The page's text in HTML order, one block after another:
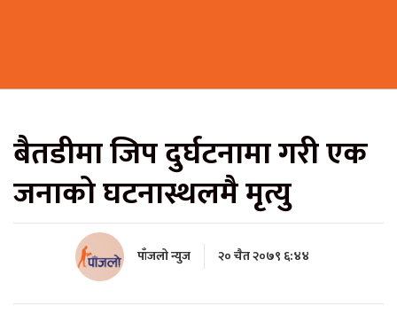
बैतडीमा जिप दुर्घटनामा गरी एक
जनाको घटनास्थलमै मृत्यु
पाँजलो न्युज २० चैत २०७९ ६:४४